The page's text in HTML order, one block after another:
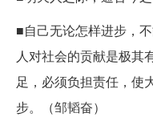
■自己无论怎样进步，
人对社会的贡献是极其
足，必须负担责任，使
步。（邹韬奋）